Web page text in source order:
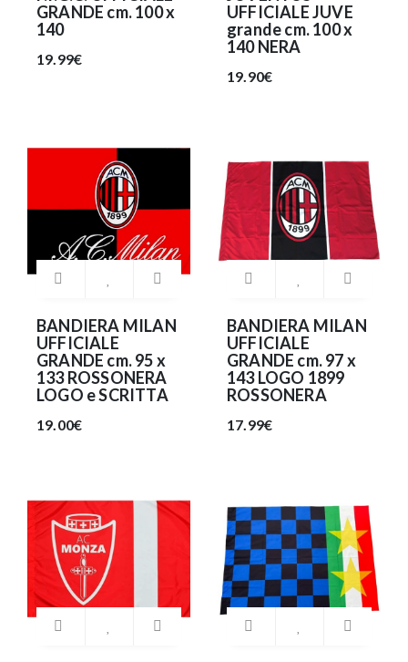
GRANDE cm. 100 x
140
19.99€
UFFICIALE JUVE
grande cm. 100 x
140 NERA
19.90€
BANDIERA MILAN
UFFICIALE
GRANDE cm. 95 x
133 ROSSONERA
LOGO e SCRITTA
19.00€
BANDIERA MILAN
UFFICIALE
GRANDE cm. 97 x
143 LOGO 1899
ROSSONERA
17.99€